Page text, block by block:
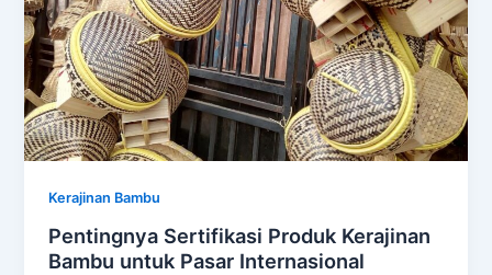
Kerajinan Bambu
Pentingnya Sertifikasi Produk Kerajinan
Bambu untuk Pasar Internasional